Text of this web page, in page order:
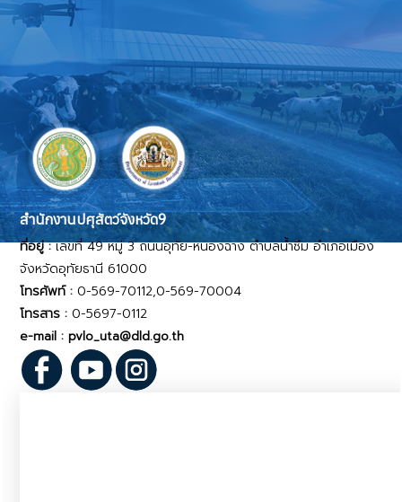
สำนักงานปศุสัตว์จังหวัด9
ที่อยู่ :เลขที่ 49 หมู่ 3 ถนนอุทัย-หนองฉาง ตำบลน้ำซึม อำเภอเมือง
จังหวัดอุทัยธานี 61000
โทรศัพท์ : 0-569-70112,0-569-70004
โทรสาร : 0-5697-0112
e-mail : pvlo_uta@dld.go.th